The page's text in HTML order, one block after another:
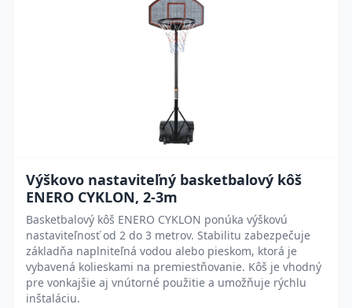
Výškovo nastaviteľný basketbalový kôš
ENERO CYKLON, 2-3m
Basketbalový kôš ENERO CYKLON ponúka výškovú
nastaviteľnosť od 2 do 3 metrov. Stabilitu zabezpečuje
základňa naplniteľná vodou alebo pieskom, ktorá je
vybavená kolieskami na premiestňovanie. Kôš je vhodný
pre vonkajšie aj vnútorné použitie a umožňuje rýchlu
inštaláciu.